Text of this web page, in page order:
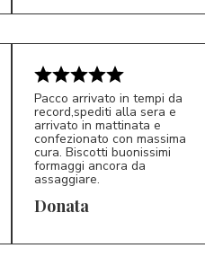
D*
Pacco arrivato in tempi da
record,spediti alla sera e
arrivato in mattinata e
confezionato con massima
cura. Biscotti buonissimi
formaggi ancora da
assaggiare.
Donata